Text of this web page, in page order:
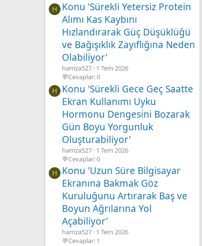
H
Konu 'Sürekli Yetersiz Protein
Alımı Kas Kaybını
Hızlandırarak Güç Düşüklüğü
ve Bağışıklık Zayıflığına Neden
Olabiliyor'
hamza527 1 Tem 2026
💬Cevaplar: 0
H
Konu 'Sürekli Gece Geç Saatte
Ekran Kullanımı Uyku
Hormonu Dengesini Bozarak
Gün Boyu Yorgunluk
Oluşturabiliyor'
hamza527 1 Tem 2026
💬Cevaplar: 0
H
Konu 'Uzun Süre Bilgisayar
Ekranına Bakmak Göz
Kuruluğunu Artırarak Baş ve
Boyun Ağrılarına Yol
Açabiliyor'
hamza527 1 Tem 2026
💬Cevaplar: 1